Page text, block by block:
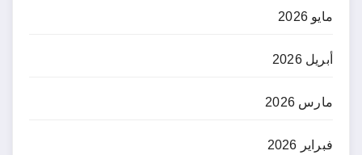
مايو 2026
أبريل 2026
مارس 2026
فبراير 2026